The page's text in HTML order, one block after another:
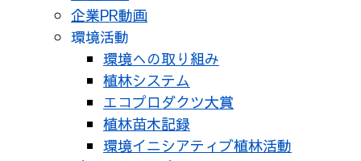
企業PR動画
環境活動
環境への取り組み
植林システム
エコプロダクツ大賞
植林苗木記録
環境イニシアティブ植林活動